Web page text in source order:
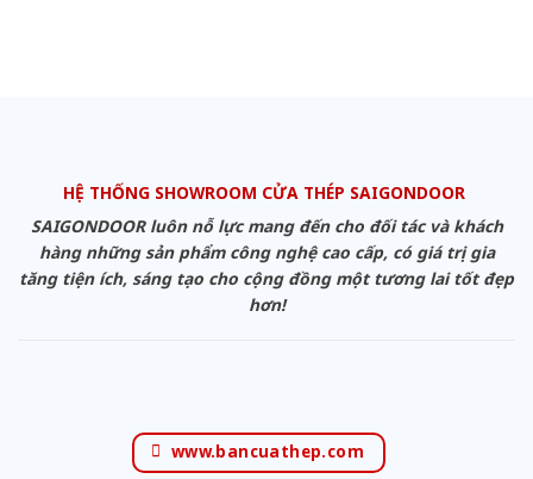
HỆ THỐNG SHOWROOM CỬA THÉP SAIGONDOOR
SAIGONDOOR luôn nỗ lực mang đến cho đối tác và khách
hàng những sản phẩm công nghệ cao cấp, có giá trị gia
tăng tiện ích, sáng tạo cho cộng đồng một tương lai tốt đẹp
hơn!
www.bancuathep.com